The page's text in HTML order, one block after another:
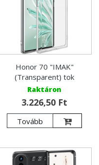
Honor 70 "IMAK"
(Transparent) tok
Raktáron
3.226,50 Ft
Tovább